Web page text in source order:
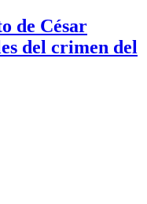
de César
del crimen del